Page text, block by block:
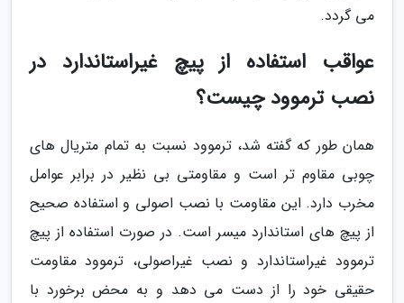
می گردد.
عواقب استفاده از پیچ غیراستاندارد در
نصب ترموود چیست؟
همان طور که گفته شد، ترموود نسبت به تمام متریال های
چوبی مقاوم تر است و مقاومتی بی نظیر در برابر عوامل
مخرب دارد. این مقاومت با نصب اصولی و استفاده صحیح
از پیچ های استاندارد میسر است. در صورت استفاده از پیچ
ترموود غیراستاندارد و نصب غیراصولی، ترموود مقاومت
حقیقی خود را از دست می دهد و به محض برخورد با